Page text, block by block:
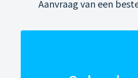
Aanvraag van een